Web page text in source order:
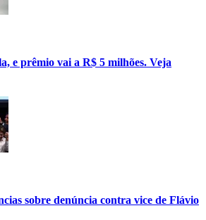
e prêmio vai a R$ 5 milhões. Veja
sobre denúncia contra vice de Flávio